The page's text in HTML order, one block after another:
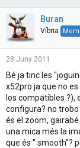
Buran
Víbria
28 Juny 2011
Bé ja tinc les
x52pro ja que no
los compatibles ?),
configura? no
és el zoom,
una mica més la
que és " smooth"?